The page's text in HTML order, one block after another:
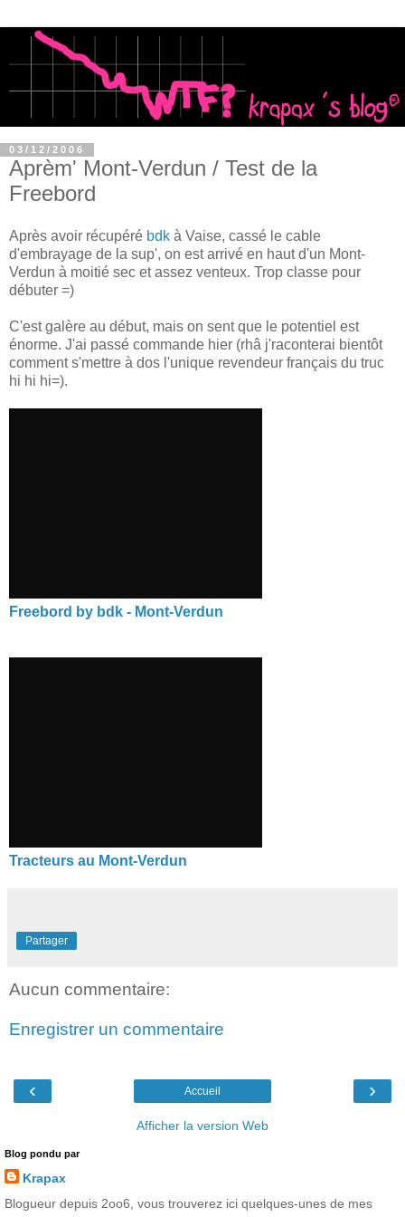
03/12/2006
Aprèm' Mont-Verdun / Test de la
Freebord
Après avoir récupéré bdk à Vaise, cassé le cable
d'embrayage de la sup', on est arrivé en haut d'un Mont-
Verdun à moitié sec et assez venteux. Trop classe pour
débuter =)
C'est galère au début, mais on sent que le potentiel est
énorme. J'ai passé commande hier (rhâ j'raconterai bientôt
comment s'mettre à dos l'unique revendeur français du truc
hi hi hi=).
Freebord by bdk - Mont-Verdun
Tracteurs au Mont-Verdun
Partager
Aucun commentaire:
Enregistrer un commentaire
‹ ›
Accueil
Afficher la version Web
Blog pondu par
Krapax
Blogueur depuis 2oo6, vous trouverez ici quelques-unes de mes